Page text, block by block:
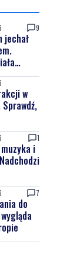
9
jechał
w
1
i
7
do